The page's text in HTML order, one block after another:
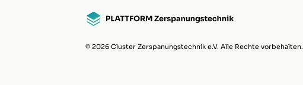
© 2026 Cluster Zerspanungstechnik e.V. Alle Rechte vorbehalten.